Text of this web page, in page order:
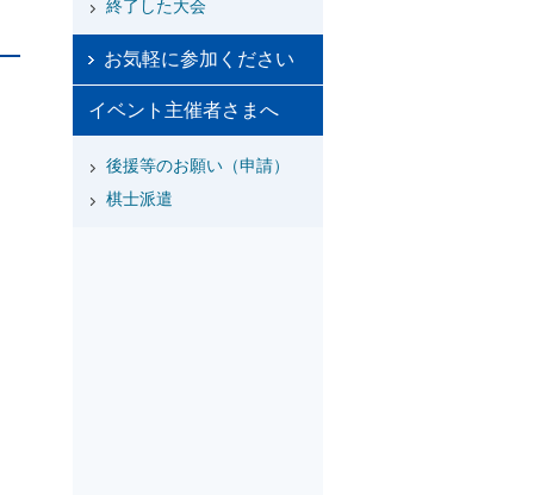
終了した大会
お気軽に参加ください
イベント主催者さまへ
後援等のお願い（申請）
棋士派遣